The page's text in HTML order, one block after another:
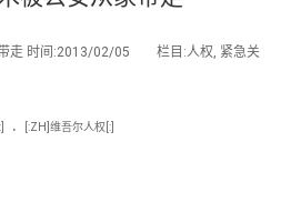
带走 时间:2013/02/05 栏目:人权, 紧急关
. [:ZH]维吾尔人权[:]